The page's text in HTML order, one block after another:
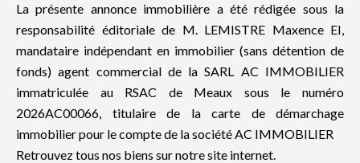
La présente annonce immobilière a été rédigée sous la
responsabilité éditoriale de M. LEMISTRE Maxence EI,
mandataire indépendant en immobilier (sans détention de
fonds) agent commercial de la SARL AC IMMOBILIER
immatriculée au RSAC de Meaux sous le numéro
2026AC00066, titulaire de la carte de démarchage
immobilier pour le compte de la société AC IMMOBILIER
Retrouvez tous nos biens sur notre site internet.